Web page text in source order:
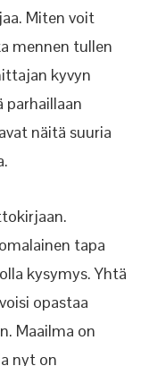
Miten voit
mennen tullen
kyvyn
näitä suuria
tapa
kysymys. Yhtä
opastaa
Maailma on
nyt on